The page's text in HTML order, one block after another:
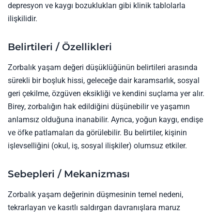
depresyon ve kaygı bozuklukları gibi klinik tablolarla
ilişkilidir.
Belirtileri / Özellikleri
Zorbalık yaşam değeri düşüklüğünün belirtileri arasında
sürekli bir boşluk hissi, geleceğe dair karamsarlık, sosyal
geri çekilme, özgüven eksikliği ve kendini suçlama yer alır.
Birey, zorbalığın hak edildiğini düşünebilir ve yaşamın
anlamsız olduğuna inanabilir. Ayrıca, yoğun kaygı, endişe
ve öfke patlamaları da görülebilir. Bu belirtiler, kişinin
işlevselliğini (okul, iş, sosyal ilişkiler) olumsuz etkiler.
Sebepleri / Mekanizması
Zorbalık yaşam değerinin düşmesinin temel nedeni,
tekrarlayan ve kasıtlı saldırgan davranışlara maruz